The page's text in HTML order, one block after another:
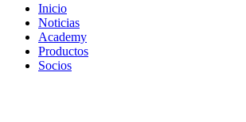
Inicio
Noticias
Academy
Productos
Socios